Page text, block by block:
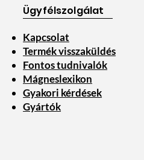
Ügyfélszolgálat
Kapcsolat
Termék visszaküldés
Fontos tudnivalók
Mágneslexikon
Gyakori kérdések
Gyártók